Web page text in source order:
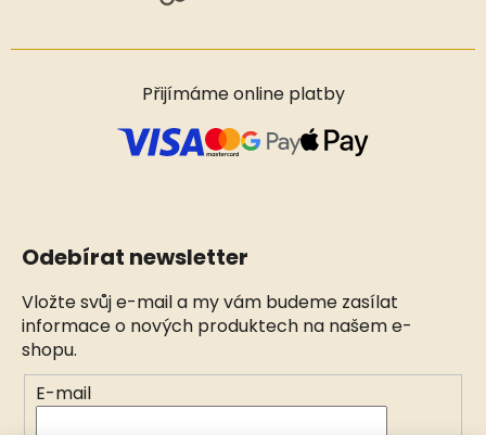
Přijímáme online platby
Odebírat newsletter
Vložte svůj e-mail a my vám budeme zasílat
informace o nových produktech na našem e-
shopu.
E-mail